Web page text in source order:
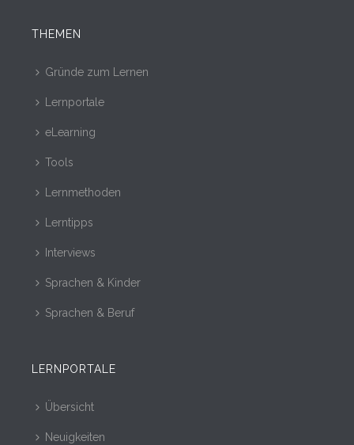
THEMEN
Gründe zum Lernen
Lernportale
eLearning
Tools
Lernmethoden
Lerntipps
Interviews
Sprachen & Kinder
Sprachen & Beruf
LERNPORTALE
Übersicht
Neuigkeiten